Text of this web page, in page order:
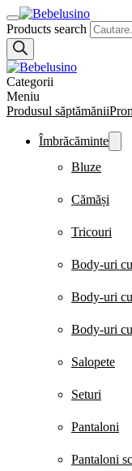
Products search
Categorii
Meniu
Produsul săptămănii
Îmbrăcăminte
Bluze
Cămăși
Tricouri
Body-uri
Body-uri
Body-uri
Salopete
Seturi
Pantaloni
Pantaloni